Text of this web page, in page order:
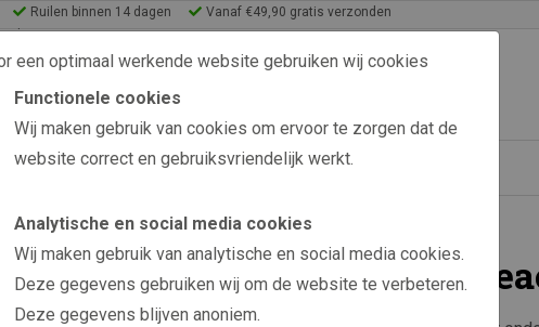
een optimaal werkende website gebruiken wij cookies
Functionele cookies
Wij maken gebruik van cookies om ervoor te zorgen dat de
website correct en gebruiksvriendelijk werkt.
Analytische en social media cookies
Wij maken gebruik van analytische en social media cookies.
Deze gegevens gebruiken wij om de website te verbeteren.
Deze gegevens blijven anoniem.
Ruilen binnen 14 dagen
Vanaf €49,90 gratis verzonden
Shop
Producten Tokyo Beach
Tokyo